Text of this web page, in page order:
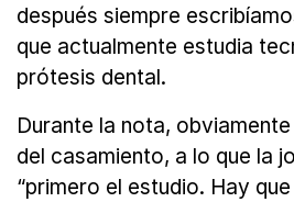
después siempre
que actualmente estudia
prótesis dental.
Durante la nota,
del casamiento, a lo que la
“primero el estudio. Hay